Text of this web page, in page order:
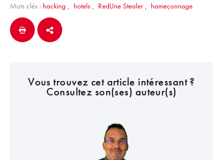
Mots clés : hacking , hotels , RedLIne Stealer, hameçonnage
Vous trouvez cet article intéressant ?
Consultez son(ses) auteur(s)